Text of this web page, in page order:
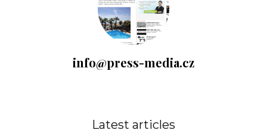
info@press-media.cz
Latest articles